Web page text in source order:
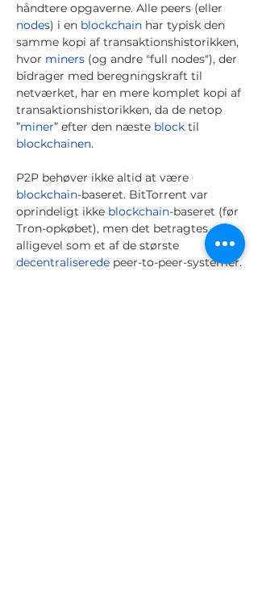
håndtere opgaverne. Alle peers (eller
nodes) i en blockchain har typisk den
samme kopi af transaktionshistorikken,
hvor miners (og andre "full nodes"), der
bidrager med beregningskraft til
netværket, har en mere komplet kopi af
transaktionshistorikken, da de netop
”miner” efter den næste block til
blockchainen.
P2P behøver ikke altid at være
blockchain-baseret. BitTorrent var
oprindeligt ikke blockchain-baseret (før
Tron-opkøbet), men det betragtes
alligevel som et af de største
decentraliserede peer-to-peer-systemer.